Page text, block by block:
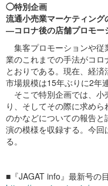
◯特別企画
流通小売業マーケティング
―コロナ後の店舗プロモー
集客プロモーションや従
業のこれまでの手法がコ
とおりである。現在、経
市場規模は15年ぶりに2年
そこで特別企画では、小
り、そしてその際に求め
のかなどについての報告
演の模様を収録する。今
る。
■『JAGAT info』最新号の